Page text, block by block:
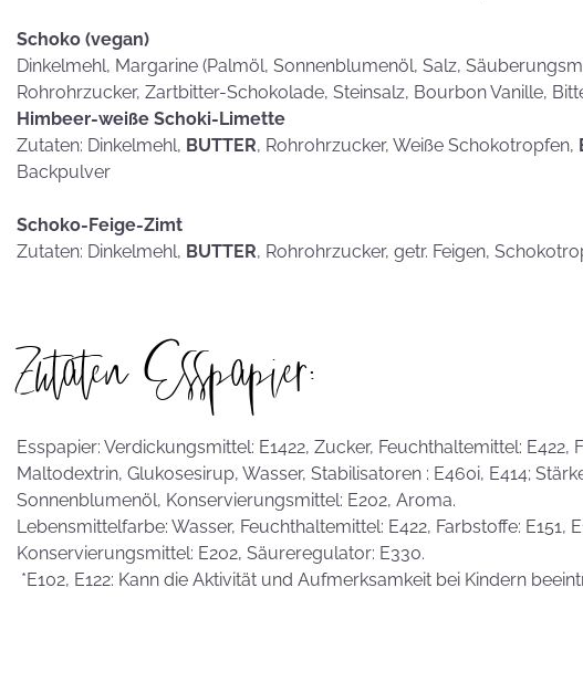
Schoko (vegan)
Dinkelmehl, Margarine (Palmöl, Sonnenblumenöl, Salz,
Rohrohrzucker, Zartbitter-Schokolade, Steinsalz, Bourbon Vanille,
Himbeer-weiße Schoki-Limette
Zutaten: Dinkelmehl, BUTTER, Rohrohrzucker, Weiße Schokotropfen,
Backpulver
Schoko-Feige-Zimt
Zutaten: Dinkelmehl, BUTTER, Rohrohrzucker, getr. Feigen,
Zutaten Esspapier:
Esspapier: Verdickungsmittel: E1422, Zucker, Feuchthaltemittel: E422,
Maltodextrin, Glukosesirup, Wasser, Stabilisatoren : E460i, E414;
Sonnenblumenöl, Konservierungsmittel: E202, Aroma.
Lebensmittelfarbe: Wasser, Feuchthaltemittel: E422, Farbstoffe: E151,
Konservierungsmittel: E202, Säureregulator: E330.
*E102, E122: Kann die Aktivität und Aufmerksamkeit bei Kindern